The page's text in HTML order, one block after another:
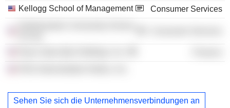
Kellogg School of Management
Consumer Services
Sehen Sie sich die Unternehmensverbindungen an